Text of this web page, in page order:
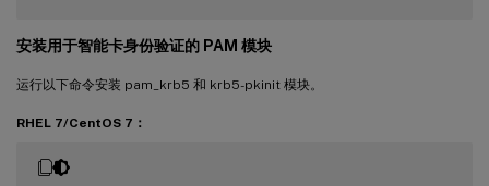
安装用于智能卡身份验证的 PAM 模块
运行以下命令安装 pam_krb5 和 krb5-pkinit 模块。
RHEL 7/CentOS 7：